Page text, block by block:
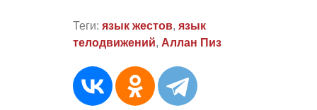
Теги: язык жестов, язык
телодвижений, Аллан Пиз